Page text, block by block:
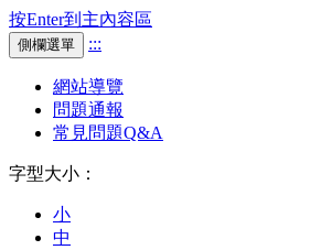
按Enter到主內容區
側欄選單 :::
網站導覽
問題通報
常見問題Q&A
字型大小：
小
中